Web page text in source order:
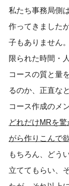
私たち事務局側
作ってきました
子もありません。
限られた時間・
コースの質と量
るのか、正直な
コース作成のメ
どれだけMRを
がら作りこんで
もちろん、どう
立ててもらい、